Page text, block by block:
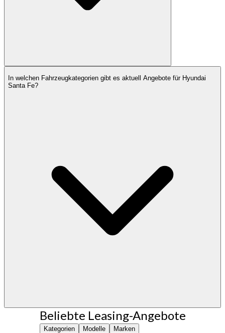
In welchen Fahrzeugkategorien gibt es aktuell Angebote für Hyundai
Santa Fe?
Beliebte Leasing-Angebote
Kategorien Modelle Marken